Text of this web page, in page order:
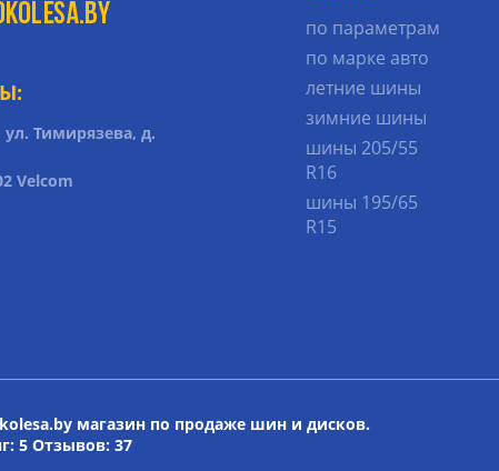
ул. Тимирязева, д.
Velcom
по параметрам
по марке авто
летние шины
зимние шины
шины 205/55
R16
шины 195/65
R15
магазин по продаже шин и дисков.
5 Отзывов: 37